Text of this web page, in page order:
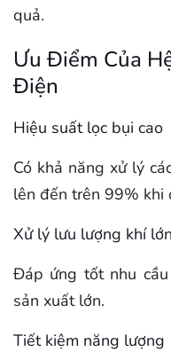
quả.
Ưu Điểm Của
Điện
Hiệu suất lọc bụi cao
Có khả năng xử lý
lên đến trên 99% khi
Xử lý lưu lượng khí lớn
Đáp ứng tốt nhu
sản xuất lớn.
Tiết kiệm năng lượng